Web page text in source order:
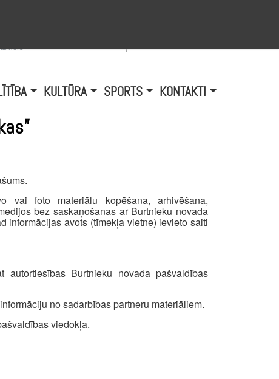
izmērs
KULTŪRA SPORTS KONTAKTI
vai foto materiālu kopēšana, arhivēšana,
bez saskaņošanas ar Burtnieku novada
informācijas avots (tīmekļa vietne) ievieto saiti
autortiesības Burtnieku novada pašvaldības
no sadarbības partneru materiāliem.
viedokļa.